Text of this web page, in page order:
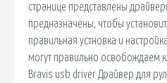
странице представлены
предназначены, чтобы
правильная устновка и
могут правильно освобождаем
Bravis usb driver Драйвер для